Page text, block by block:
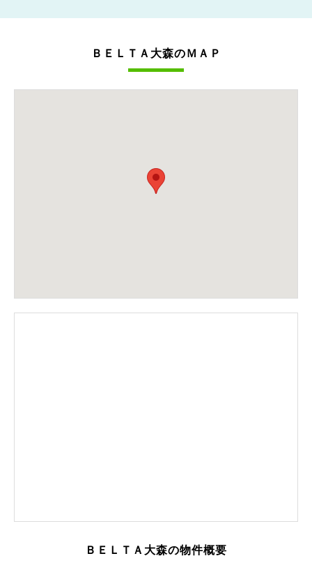
ＢＥＬＴＡ大森のＭＡＰ
ＢＥＬＴＡ大森の物件概要